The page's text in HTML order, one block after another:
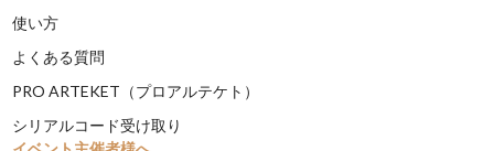
使い方
よくある質問
PRO ARTEKET（プロアルテケト）
シリアルコード受け取り